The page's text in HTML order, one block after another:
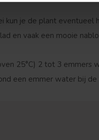
kun je de plant
en vaak een mooie
25°C) 2 tot 3 emmers
een emmer water bij